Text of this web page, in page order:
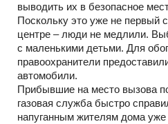
выводить их в безопасное
Поскольку это уже не первый
центре – люди не медлили.
с маленькими детьми. Для
правоохранители
автомобили.
Прибывшие на место вызова
газовая служба быстро
напуганным жителям дома уже